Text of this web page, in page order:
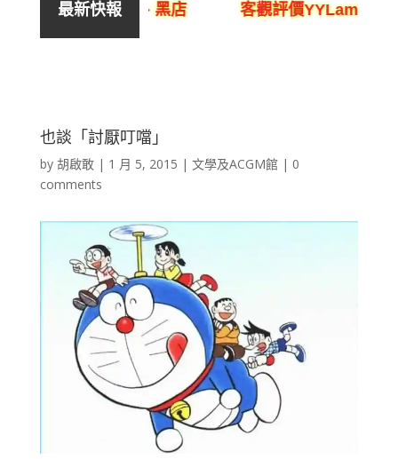
最新快報
人、騙局、黑店 客觀評價YYLam林溢欣DSE
也談「討厭叮噹」
by 胡啟敢| 1 月 5, 2015 | 文學及ACGM館| 0
comments